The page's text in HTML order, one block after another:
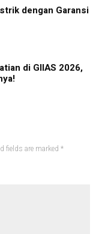
dengan Garansi
di GIIAS 2026,
fields are marked *